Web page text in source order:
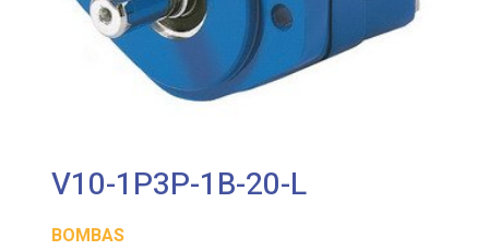
V10-1P3P-1B-20-L
BOMBAS